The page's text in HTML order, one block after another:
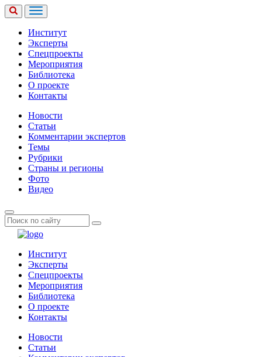
Институт
Эксперты
Спецпроекты
Мероприятия
Библиотека
О проекте
Контакты
Новости
Статьи
Комментарии экспертов
Темы
Рубрики
Страны и регионы
Фото
Видео
Институт
Эксперты
Спецпроекты
Мероприятия
Библиотека
О проекте
Контакты
Новости
Статьи